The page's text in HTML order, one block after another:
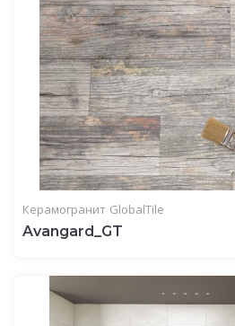
Керамогранит GlobalTile
Avangard_GT